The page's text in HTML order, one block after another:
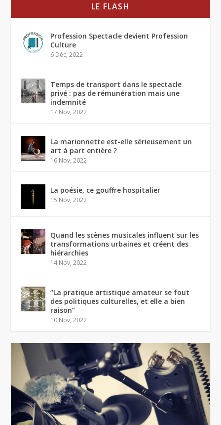
LE FLASH
Profession Spectacle devient Profession
Culture
6 Déc, 2022
Temps de transport dans le spectacle
privé : pas de rémunération mais une
indemnité
17 Nov, 2022
La marionnette est-elle sérieusement un
art à part entière ?
16 Nov, 2022
La poésie, ce gouffre hospitalier
15 Nov, 2022
Quand les scènes musicales influent sur les
transformations urbaines et créent des
hiérarchies
14 Nov, 2022
“La pratique artistique amateur se fout
des politiques culturelles, et elle a bien
raison”
10 Nov, 2022